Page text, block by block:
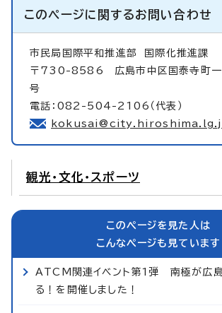
このページに関するお問い合わせ
市民局国際平和推進部
国際化推進課
〒730-8586 広島市中区国泰寺町
号
電話：082-504-2106（代表）
観光・文化・スポーツ
このページを見た人は
こんなページも見ています
ATCM関連イベント第1弾 南極が広島
る！を開催しました！